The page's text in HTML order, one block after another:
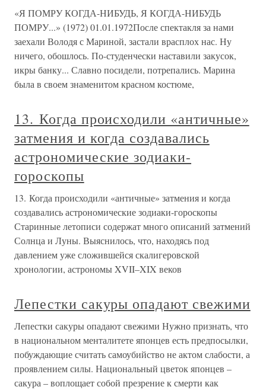
«Я ПОМРУ КОГДА-НИБУДЬ, Я КОГДА-НИБУДЬ
ПОМРУ...» (1972) 01.01.1972После спектакля за нами
заехали Володя с Мариной, застали врасплох нас. Ну
ничего, обошлось. По-студенчески наставили закусок,
икры банку... Славно посидели, потрепались. Марина
была в своем знаменитом красном костюме,
13. Когда происходили «античные»
затмения и когда создавались
астрономические зодиаки-
гороскопы
13. Когда происходили «античные» затмения и когда
создавались астрономические зодиаки-гороскопы
Старинные летописи содержат много описаний затмений
Солнца и Луны. Выяснилось, что, находясь под
давлением уже сложившейся скалигеровской
хронологии, астрономы XVII–XIX веков
Лепестки сакуры опадают свежими
Лепестки сакуры опадают свежими Нужно признать, что
в национальном менталитете японцев есть предпосылки,
побуждающие считать самоубийство не актом слабости, а
проявлением силы. Национальный цветок японцев –
сакура – воплощает собой презрение к смерти как